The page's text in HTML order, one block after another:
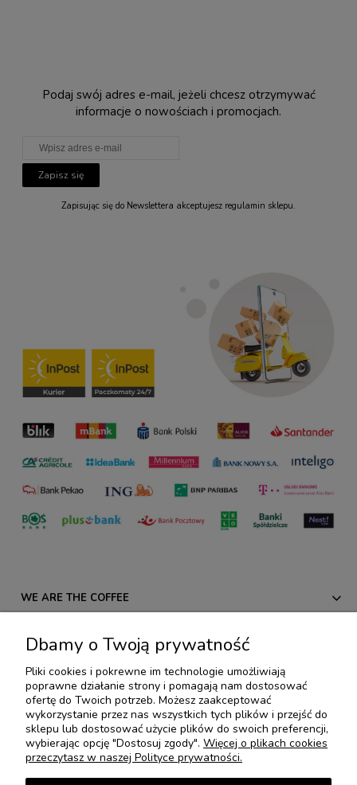
Podaj swój adres e-mail, jeżeli chcesz otrzymywać
informacje o nowościach i promocjach.
Zapisz się
Zapisując się do Newslettera akceptujesz regulamin sklepu.
WE ARE THE COFFEE
REGULAMINY
PROMOCJE I NOWOŚCI
KOLEKCJE SPECJALNE
* Nescafé®* Dolce Gusto®*, Nespresso®*, Senseo®* oraz ESE®* są
Dbamy o Twoją prywatność
Pliki cookies i pokrewne im technologie umożliwiają
poprawne działanie strony i pomagają nam dostosować
ofertę do Twoich potrzeb. Możesz zaakceptować
wykorzystanie przez nas wszystkich tych plików i przejść do
sklepu lub dostosować użycie plików do swoich preferencji,
wybierając opcję "Dostosuj zgody". Więcej o plikach cookies
przeczytasz w naszej Polityce prywatności.